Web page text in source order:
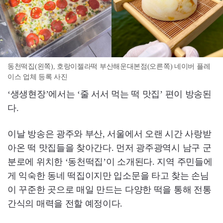
동천떡집(왼쪽), 호랑이젤라떡 부산해운대본점(오른쪽) 네이버 플레
이스 업체 등록 사진
‘생생현장’에서는 ‘줄 서서 먹는 떡 맛집’ 편이 방송된
다.
이날 방송은 광주와 부산, 서울에서 오랜 시간 사랑받
아온 떡 맛집들을 찾아간다. 먼저 광주광역시 남구 군
분로에 위치한 ‘동천떡집’이 소개된다. 지역 주민들에
게 익숙한 동네 떡집이지만 입소문을 타고 찾는 손님
이 꾸준한 곳으로 매일 만드는 다양한 떡을 통해 전통
간식의 매력을 전할 예정이다.